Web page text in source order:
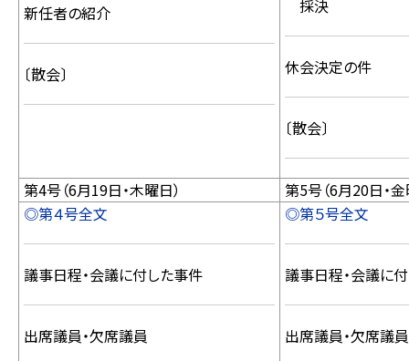
新任者の紹介
〔散会〕
採決
休会決定の件
〔散会〕
第4号（6月19日・木曜日）
第5号（6月20日・金
◎第４号全文
議事日程・会議に付した事件
出席議員・欠席議員
◎第５号全文
議事日程・会議に
出席議員・欠席議員